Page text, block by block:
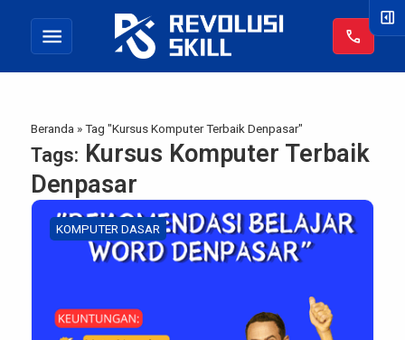
menu call
Beranda »Tag "Kursus Komputer Terbaik Denpasar"
Tags: Kursus Komputer Terbaik
Denpasar
KOMPUTER DASAR
right_panel_open